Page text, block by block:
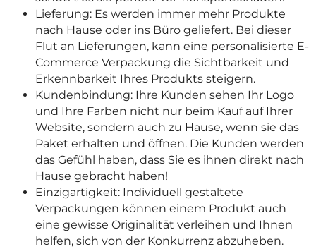
Lieferung: Es werden immer mehr Produkte
nach Hause oder ins Büro geliefert. Bei dieser
Flut an Lieferungen, kann eine personalisierte E-
Commerce Verpackung die Sichtbarkeit und
Erkennbarkeit Ihres Produkts steigern.
Kundenbindung: Ihre Kunden sehen Ihr Logo
und Ihre Farben nicht nur beim Kauf auf Ihrer
Website, sondern auch zu Hause, wenn sie das
Paket erhalten und öffnen. Die Kunden werden
das Gefühl haben, dass Sie es ihnen direkt nach
Hause gebracht haben!
Einzigartigkeit: Individuell gestaltete
Verpackungen können einem Produkt auch
eine gewisse Originalität verleihen und Ihnen
helfen, sich von der Konkurrenz abzuheben.